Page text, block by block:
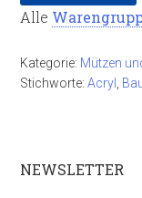
Alle
Kategorie: Mützen
Stichworte:Acryl
NEWSLETTER